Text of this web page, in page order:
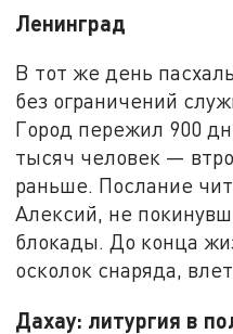
Ленинград
В тот же день
без ограничений
Город пережил 900
тысяч человек —
раньше. Послание
Алексий, не
блокады. До конца
осколок снаряда,
Дахау: литургия в